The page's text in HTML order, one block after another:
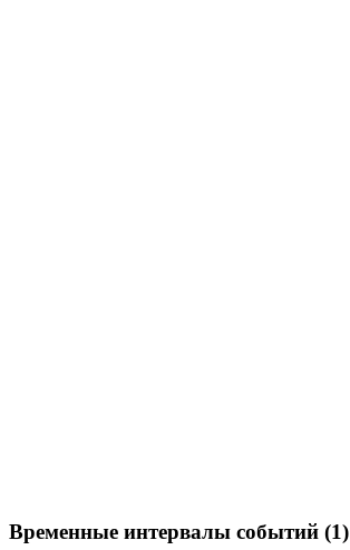
Временные интервалы событий (1)